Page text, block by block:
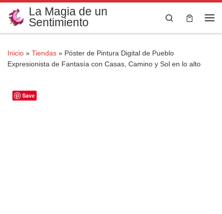
Saltar al contenido
La Magia de un
Sentimiento
Search
Inicio » Tiendas » Póster de Pintura Digital de Pueblo
Expresionista de Fantasía con Casas, Camino y Sol en lo alto
Save